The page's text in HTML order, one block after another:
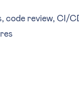
code review, CI/